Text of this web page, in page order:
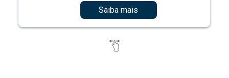
Saiba mais